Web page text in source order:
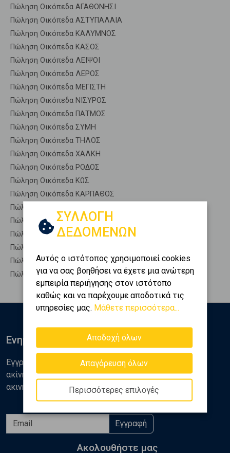
Πώληση Οικόπεδα ΑΓΑΘΟΝΗΣΙ
Πώληση Οικόπεδα ΑΣΤΥΠΑΛΑΙΑ
Πώληση Οικόπεδα ΚΑΛΥΜΝΟΣ
Πώληση Οικόπεδα ΚΑΣΟΣ
Πώληση Οικόπεδα ΛΕΙΨΟΙ
Πώληση Οικόπεδα ΛΕΡΟΣ
Πώληση Οικόπεδα ΜΕΓΙΣΤΗ
Πώληση Οικόπεδα ΝΙΣΥΡΟΣ
Πώληση Οικόπεδα ΠΑΤΜΟΣ
Πώληση Οικόπεδα ΣΥΜΗ
Πώληση Οικόπεδα ΤΗΛΟΣ
Πώληση Οικόπεδα ΧΑΛΚΗ
Πώληση Οικόπεδα ΡΟΔΟΣ
Πώληση Οικόπεδα ΚΩΣ
Πώληση Οικόπεδα ΚΑΡΠΑΘΟΣ
Πώληση Αγροτεμάχια ΠΑΤΜΟΣ - Καλόβολος
Πώληση Δασικές εκτάσεις ΠΑΤΜΟΣ - Καλόβολος
Πώληση Εκτάσεις ΠΑΤΜΟΣ - Καλόβολος
Πώληση Επαγγελματικά οικόπεδα ΠΑΤΜΟΣ - Καλόβολος
Πώληση Νησιά ΠΑΤΜΟΣ - Καλόβολος
Πώληση Οικιστικά ΠΑΤΜΟΣ - Καλόβολος
ΣΥΛΛΟΓΗ
ΔΕΔΟΜΕΝΩΝ
Αυτός ο ιστότοπος χρησιμοποιεί cookies
για να σας βοηθήσει να έχετε μια ανώτερη
εμπειρία περιήγησης στον ιστότοπο
καθώς και να παρέχουμε αποδοτικά τις
υπηρεσίες μας. Μάθετε περισσότερα...
Αποδοχή όλων
Απαγόρευση όλων
Περισσότερες επιλογές
Ενημερωθείτε
Εγγραφείτε στο newsletter της Golden Home για νέα
ακίνητα, αναλύσεις και διάφορα θέματα της αγοράς
ακινήτων
Εγγραφή
Ακολουθήστε μας